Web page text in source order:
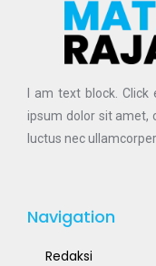
I am text block.
ipsum dolor sit amet,
luctus nec
Navigation
Redaksi